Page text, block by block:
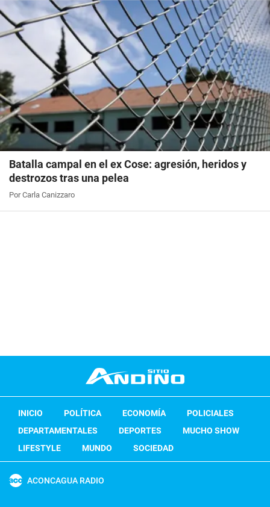
Batalla campal en el ex Cose: agresión, heridos y
destrozos tras una pelea
Por Carla Canizzaro
INICIO POLÍTICA ECONOMÍA
POLICIALES
DEPARTAMENTALES
DEPORTES
MUCHO SHOW
LIFESTYLE
MUNDO SOCIEDAD
ACONCAGUA RADIO